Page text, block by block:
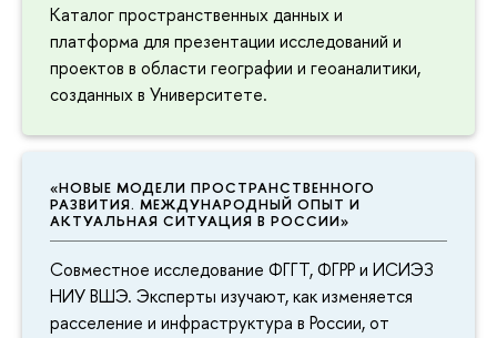
Каталог пространственных данных и
платформа для презентации исследований и
проектов в области географии и геоаналитики,
созданных в Университете.
«НОВЫЕ МОДЕЛИ ПРОСТРАНСТВЕННОГО
РАЗВИТИЯ. МЕЖДУНАРОДНЫЙ ОПЫТ И
АКТУАЛЬНАЯ СИТУАЦИЯ В РОССИИ»
Совместное исследование ФГГТ, ФГРР и ИСИЭЗ
НИУ ВШЭ. Эксперты изучают, как изменяется
расселение и инфраструктура в России, от